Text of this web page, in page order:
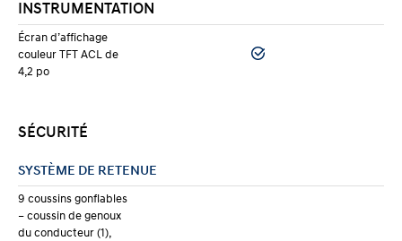
INSTRUMENTATION
Écran d’affichage
couleur TFT ACL de
4,2 po
SÉCURITÉ
SYSTÈME DE RETENUE
9 coussins gonflables
– coussin de genoux
du conducteur (1),